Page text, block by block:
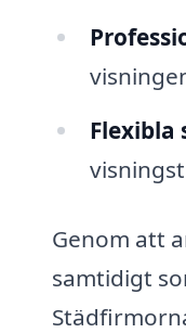
Flexibla
Genom att
samtidigt